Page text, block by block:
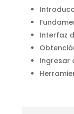
Interfaz
Ingresar